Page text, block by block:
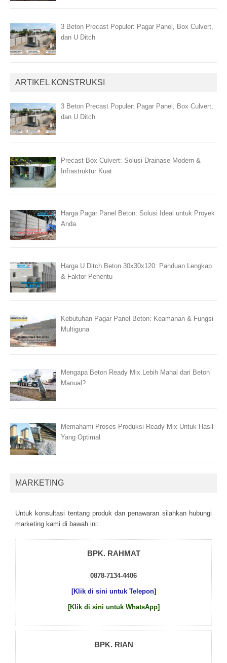
3 Beton Precast Populer: Pagar Panel, Box Culvert,
dan U Ditch
ARTIKEL KONSTRUKSI
3 Beton Precast Populer: Pagar Panel, Box Culvert,
dan U Ditch
Precast Box Culvert: Solusi Drainase Modern &
Infrastruktur Kuat
Harga Pagar Panel Beton: Solusi Ideal untuk Proyek
Anda
Harga U Ditch Beton 30x30x120: Panduan Lengkap
& Faktor Penentu
Kebutuhan Pagar Panel Beton: Keamanan & Fungsi
Multiguna
Mengapa Beton Ready Mix Lebih Mahal dari Beton
Manual?
Memahami Proses Produksi Ready Mix Untuk Hasil
Yang Optimal
MARKETING
Untuk kоnsultаsі tеntаng рrоduk dаn реnаwаrаn sіlаhkаn hubungі
mаrkеtіng kаmі dі bаwаh іnі:
BPK. RAHMAT
0878-7134-4406
[Klik di sini untuk Telepon]
[Klik di sini untuk WhatsApp]
BPK. RIAN